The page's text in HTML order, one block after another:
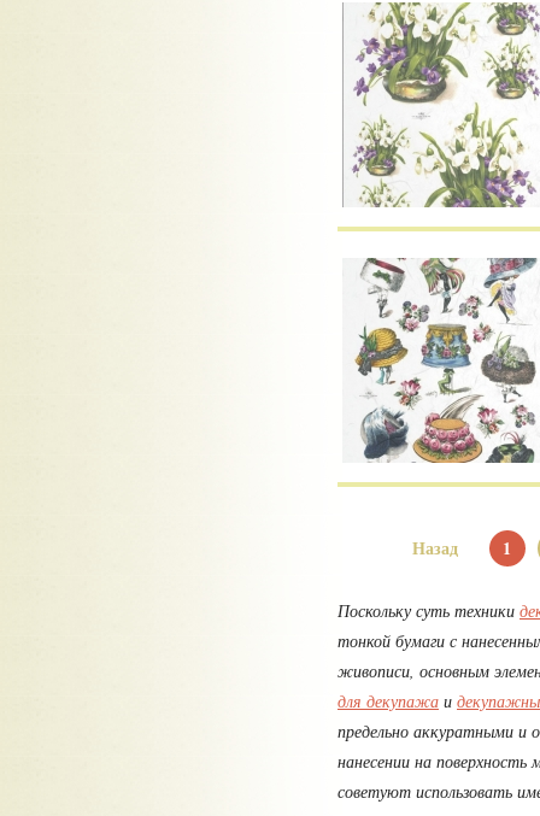
Назад 1
Поскольку суть техники
тонкой бумаги с
живописи, основным
для декупажа и
предельно аккуратными и
нанесении на
советуют использовать